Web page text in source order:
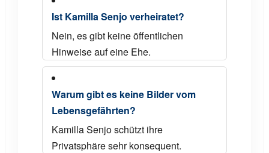
Ist Kamilla Senjo verheiratet?
Nein, es gibt keine öffentlichen
Hinweise auf eine Ehe.
Warum gibt es keine Bilder vom
Lebensgefährten?
Kamilla Senjo schützt ihre
Privatsphäre sehr konsequent.